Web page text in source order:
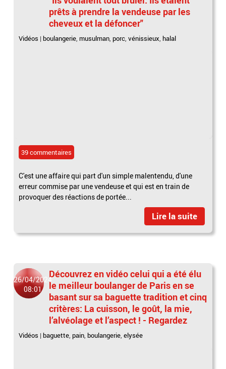
prêts à prendre la vendeuse par les
cheveux et la défoncer"
Vidéos | boulangerie musulman porc ,vénissieux halal
39 commentaires
C'est une affaire qui part d'un simple malentendu, d'une
erreur commise par une vendeuse et qui est en train de
provoquer des réactions de portée...
Lire la suite
26/04/2024
08:01
Découvrez en vidéo celui qui a été élu
le meilleur boulanger de Paris en se
basant sur sa baguette tradition et cinq
critères: La cuisson, le goût, la mie,
l’alvéolage et l’aspect ! - Regardez
Vidéos | baguette, pain, boulangerie,elysée